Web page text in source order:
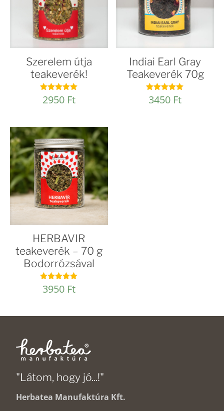
Szerelem útja
teakeverék!
Értékelés:
5.00
2950 Ft
Indiai Earl Gray
Teakeverék 70g
Értékelés:
4.94
3450 Ft
HERBAVIR
teakeverék – 70 g
Bodorrózsával
Értékelés:
4.95
3950 Ft
"Látom, hogy jó...!"
Herbatea Manufaktúra Kft.